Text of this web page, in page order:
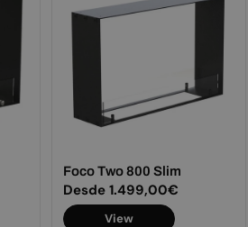
Foco Two 800 Slim
Precio
habitual
Desde 1.499,00€
View